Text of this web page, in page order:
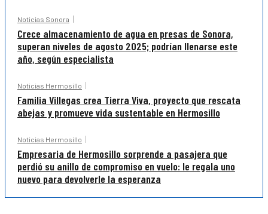
Noticias Sonora
Crece almacenamiento de agua en presas de Sonora,
superan niveles de agosto 2025; podrían llenarse este
año, según especialista
Noticias Hermosillo
Familia Villegas crea Tierra Viva, proyecto que rescata
abejas y promueve vida sustentable en Hermosillo
Noticias Hermosillo
Empresaria de Hermosillo sorprende a pasajera que
perdió su anillo de compromiso en vuelo: le regala uno
nuevo para devolverle la esperanza